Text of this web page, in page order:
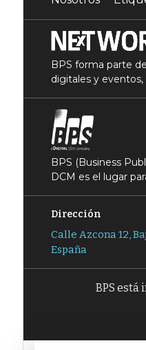
BPS forma parte de
digitales y
BPS (Business
DCM es el lugar
Dirección
Calle Azcona 12,
España
BPS